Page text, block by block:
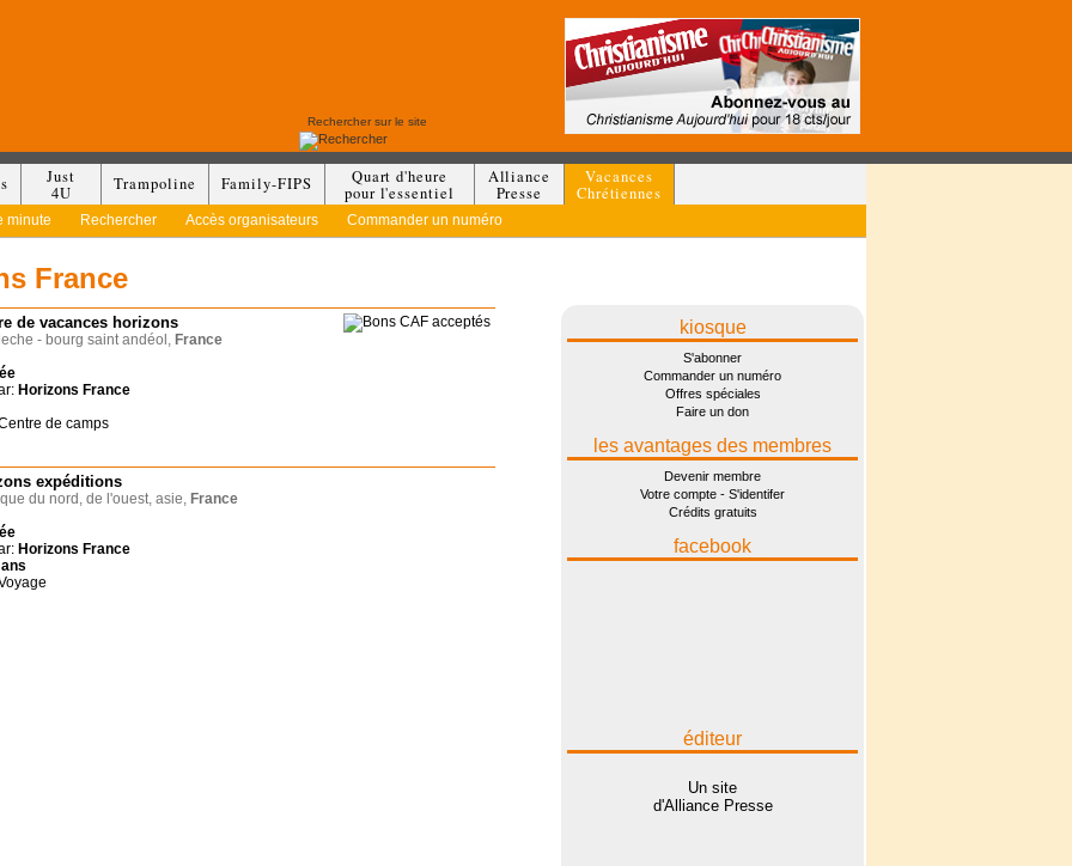
Just
4U
Trampoline Family-FIPS
Quart d'heure
pour l'essentiel
Alliance
Presse
Vacances
Chrétiennes
minute Rechercher Accès organisateurs Commander un numéro
France
de vacances horizons
- bourg saint andéol, France
Horizons France
de camps
expéditions
du nord, de l'ouest, asie, France
Horizons France
kiosque
S'abonner
Commander un numéro
Offres spéciales
Faire un don
les avantages des membres
Devenir membre
Votre compte - S'identifer
Crédits gratuits
facebook
éditeur
Un site
d'Alliance Presse